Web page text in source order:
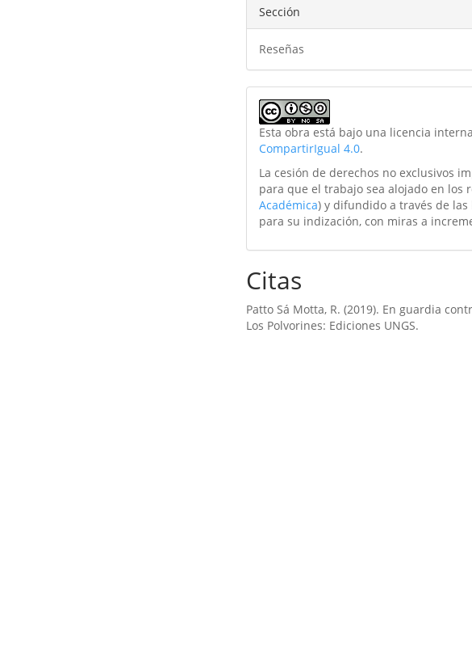
Sección
Reseñas
Esta obra está bajo una licencia
CompartirIgual 4.0.
La cesión de derechos no exclusivos
para que el trabajo sea alojado en los
Académica) y difundido a través de
para su indización, con miras a
Citas
Patto Sá Motta, R. (2019). En guardia
Los Polvorines: Ediciones UNGS.